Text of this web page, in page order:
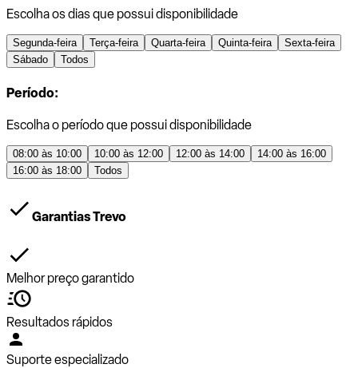
Escolha os dias que possui disponibilidade
Segunda-feira Terça-feira Quarta-feira Quinta-feira
Sexta-feira
Sábado
Todos
Período:
Escolha o período que possui disponibilidade
08:00 às 10:00 10:00 às 12:00 12:00 às 14:00
14:00 às 16:00
16:00 às 18:00
Todos
Garantias Trevo
Melhor preço garantido
Resultados rápidos
Suporte especializado